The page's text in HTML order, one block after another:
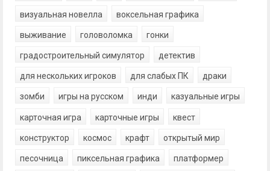
визуальная новелла воксельная графика
выживание головоломка гонки
градостроительный симулятор детектив
для нескольких игроков для слабых ПК драки
зомби игры на русском инди казуальные игры
карточная игра карточные игры квест
конструктор космос крафт открытый мир
песочница пиксельная графика платформер